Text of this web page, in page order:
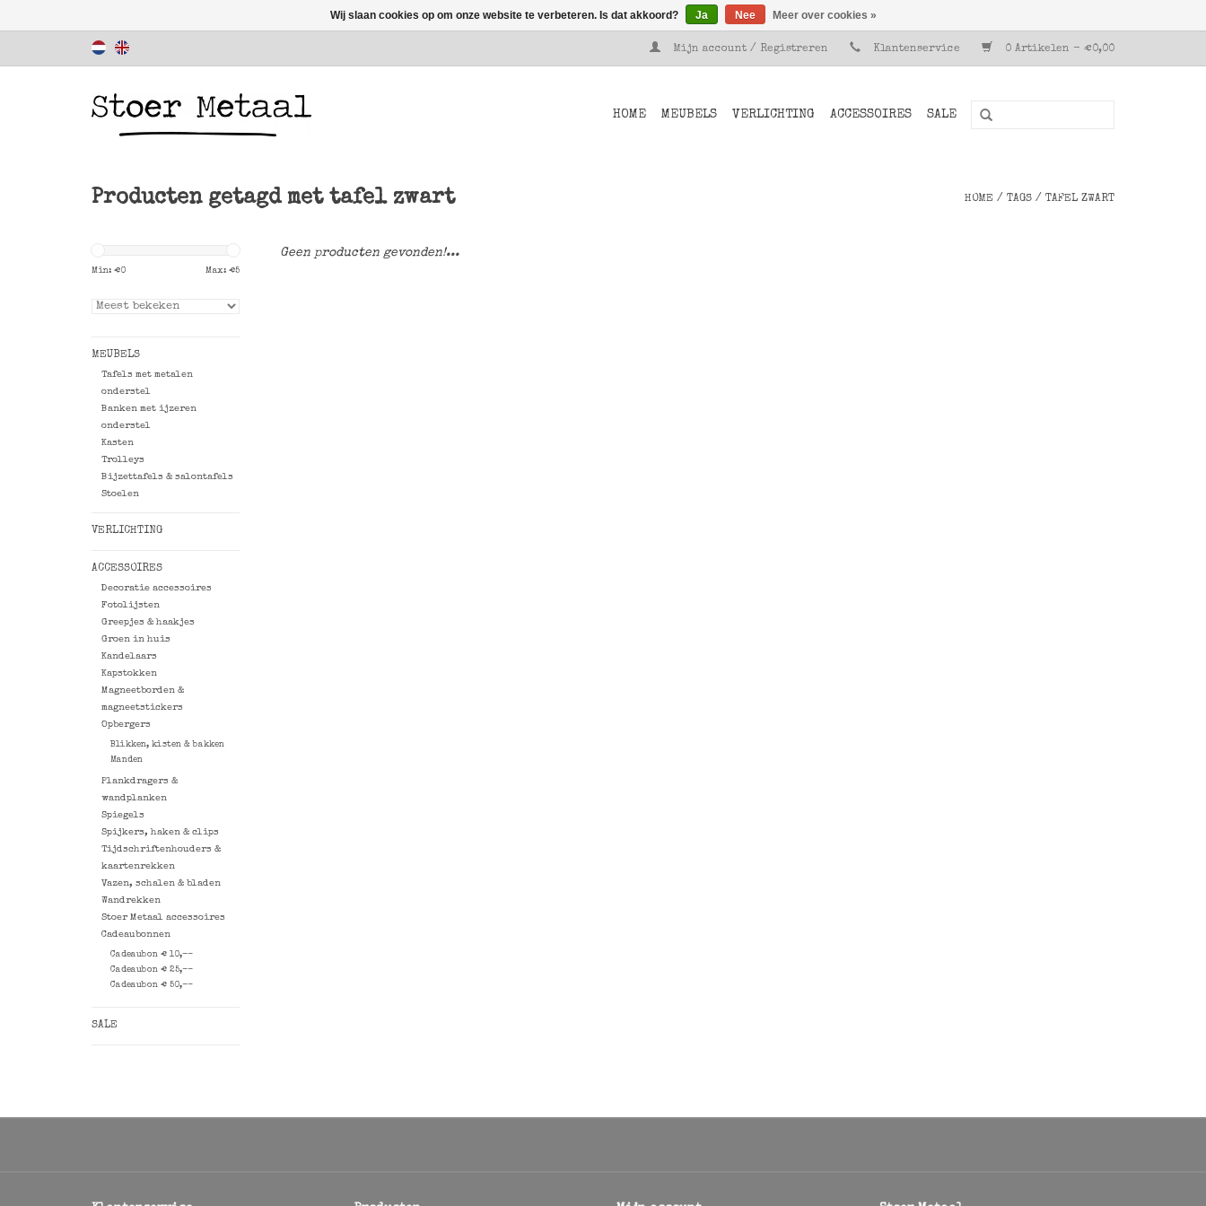
Mijn account / Registreren Klantenservice 0 Artikelen - €0,00
HOME MEUBELS VERLICHTING ACCESSOIRES SALE
Producten getagd met tafel zwart HOME / TAGS / TAFEL ZWART
Min: €0 Max: €5
MEUBELS
Tafels met metalen
onderstel
Banken met ijzeren
onderstel
Kasten
Trolleys
Bijzettafels & salontafels
Stoelen
VERLICHTING
ACCESSOIRES
Decoratie accessoires
Fotolijsten
Greepjes & haakjes
Groen in huis
Kandelaars
Kapstokken
Magneetborden &
magneetstickers
Opbergers
Blikken, kisten & bakken
Manden
Plankdragers &
wandplanken
Spiegels
Spijkers, haken & clips
Tijdschriftenhouders &
kaartenrekken
Vazen, schalen & bladen
Wandrekken
Stoer Metaal accessoires
Cadeaubonnen
Cadeaubon € 10,--
Cadeaubon € 25,--
Cadeaubon € 50,--
SALE
Geen producten gevonden!...
Wij slaan cookies op om onze website te verbeteren. Is dat akkoord? Ja Nee Meer over cookies »